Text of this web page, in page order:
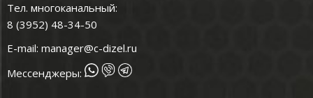
Тел. многоканальный:
8 (3952) 48-34-50
E-mail: manager@c-dizel.ru
Мессенджеры: